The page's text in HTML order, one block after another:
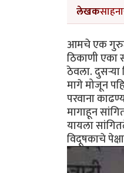
लेखकसाहना
आमचे एक गुरुजी
ठिकाणी एका
ठेवला. दुसऱ्या
मागे मोजून
परवाना
मागाहून
यायला
विदूषकाचे